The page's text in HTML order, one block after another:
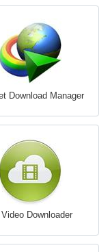
Download Manager
Downloader